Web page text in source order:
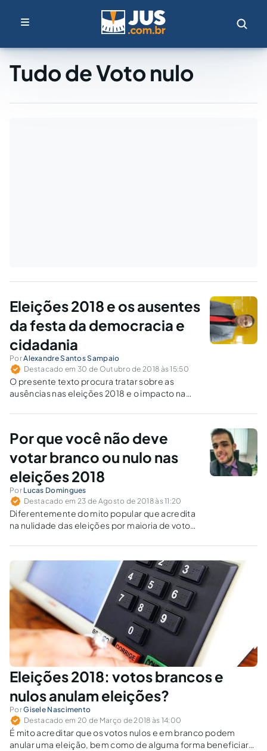
Tudo de Voto nulo
Eleições 2018 e os ausentes
da festa da democracia e
cidadania
PorAlexandre Santos Sampaio
Destacado em 30 de Outubro de 2018 às 15:50
O presente texto procura tratar sobre as
ausências nas eleições 2018 e o impacto na
Por que você não deve
votar branco ou nulo nas
eleições 2018
Por Lucas Domingues
Destacado em 23 de Agosto de 2018 às 11:20
Diferentemente do mito popular que acredita
na nulidade das eleições por maioria de votos
ser um perigo para a própria noção básica da
democracia.
Eleições 2018: votos brancos e
nulos anulam eleições?
PorGisele Nascimento
Destacado em 20 de Março de 2018 às 14:00
É mito acreditar que os votos nulos e em branco podem
anular uma eleição, bem como de alguma forma beneficiar